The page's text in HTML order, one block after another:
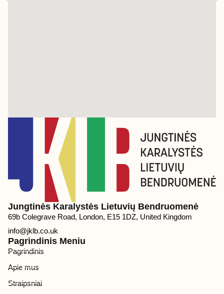
Jungtinės Karalystės Lietuvių Bendruomenė
69b Colegrave Road, London, E15 1DZ, United Kingdom
info@jklb.co.uk
Pagrindinis Meniu
Pagrindinis
Apie mus
Straipsniai